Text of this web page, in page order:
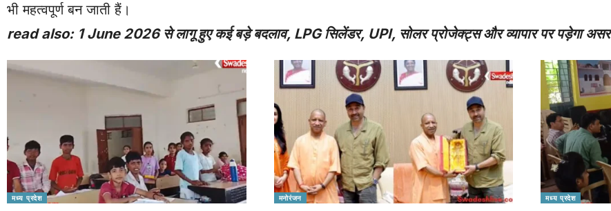
भी महत्वपूर्ण बन जाती हैं।
read also: 1 June 2026 से लागू हुए कई बड़े बदलाव, LPG सिलेंडर, UPI, सोलर प्रोजेक्ट्स और व्यापार पर पड़ेगा असर
मध्य प्रदेश मनोरंजन मध्य प्रदेश